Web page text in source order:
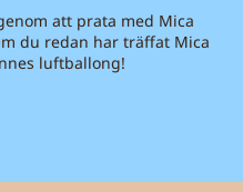
att prata med Mica
du redan har träffat Mica
luftballong!